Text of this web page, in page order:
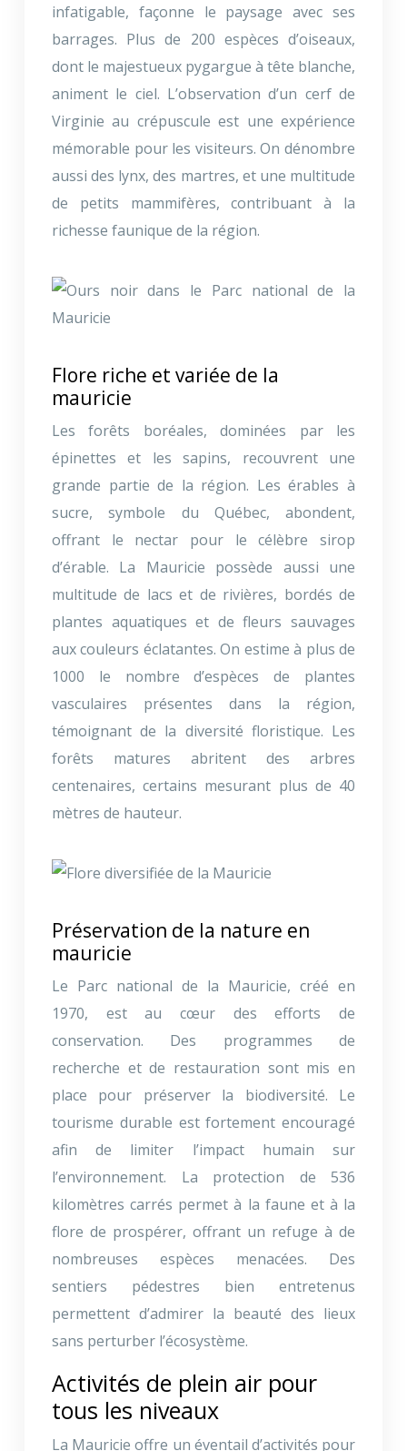
infatigable, façonne le paysage avec ses
barrages. Plus de 200 espèces d’oiseaux,
dont le majestueux pygargue à tête blanche,
animent le ciel. L’observation d’un cerf de
Virginie au crépuscule est une expérience
mémorable pour les visiteurs. On dénombre
aussi des lynx, des martres, et une multitude
de petits mammifères, contribuant à la
richesse faunique de la région.
Flore riche et variée de la
mauricie
Les forêts boréales, dominées par les
épinettes et les sapins, recouvrent une
grande partie de la région. Les érables à
sucre, symbole du Québec, abondent,
offrant le nectar pour le célèbre sirop
d’érable. La Mauricie possède aussi une
multitude de lacs et de rivières, bordés de
plantes aquatiques et de fleurs sauvages
aux couleurs éclatantes. On estime à plus de
1000 le nombre d’espèces de plantes
vasculaires présentes dans la région,
témoignant de la diversité floristique. Les
forêts matures abritent des arbres
centenaires, certains mesurant plus de 40
mètres de hauteur.
Préservation de la nature en
mauricie
Le Parc national de la Mauricie, créé en
1970, est au cœur des efforts de
conservation. Des programmes de
recherche et de restauration sont mis en
place pour préserver la biodiversité. Le
tourisme durable est fortement encouragé
afin de limiter l’impact humain sur
l’environnement. La protection de 536
kilomètres carrés permet à la faune et à la
flore de prospérer, offrant un refuge à de
nombreuses espèces menacées. Des
sentiers pédestres bien entretenus
permettent d’admirer la beauté des lieux
sans perturber l’écosystème.
Activités de plein air pour
tous les niveaux
La Mauricie offre un éventail d’activités pour